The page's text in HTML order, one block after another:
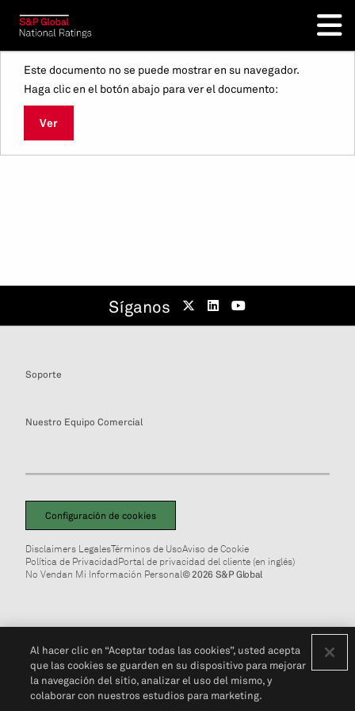
Este documento no se puede mostrar en su navegador.
Haga clic en el botón abajo para ver el documento:
Ver
Síganos
Soporte
Nuestro Equipo Comercial
Configuración de cookies
Disclaimers LegalesTérminos de UsoAviso de Cookie
Política de PrivacidadPortal de privacidad del cliente (en inglés)
No Vendan Mi Información Personal© 2026 S&P Global
Al hacer clic en “Aceptar todas las cookies”, usted acepta
que las cookies se guarden en su dispositivo para mejorar
la navegación del sitio, analizar el uso del mismo, y
colaborar con nuestros estudios para marketing.